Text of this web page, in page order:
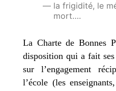
la frigidité, le
mort….
La Charte de Bonnes
disposition qui a fait
sur l’engagement
l’école (les